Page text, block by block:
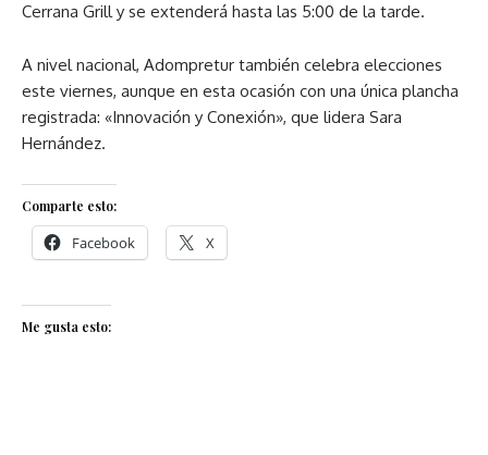
Cerrana Grill y se extenderá hasta las 5:00 de la tarde.
A nivel nacional, Adompretur también celebra elecciones
este viernes, aunque en esta ocasión con una única plancha
registrada: «Innovación y Conexión», que lidera Sara
Hernández.
Comparte esto:
Facebook X
Me gusta esto: